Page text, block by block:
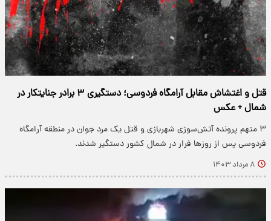
قتل و اغتشاش مقابل آرامگاه فردوسی؛ دستگیری ۳ برادر جنایتکار در
شمال + عکس
۳ متهم پرونده آتش‌سوزی شهربازی و قتل یک مرد جوان در منطقه آرامگاه
فردوسی پس از روزها فرار در شمال کشور دستگیر شدند.
۸ مرداد ۱۴۰۳